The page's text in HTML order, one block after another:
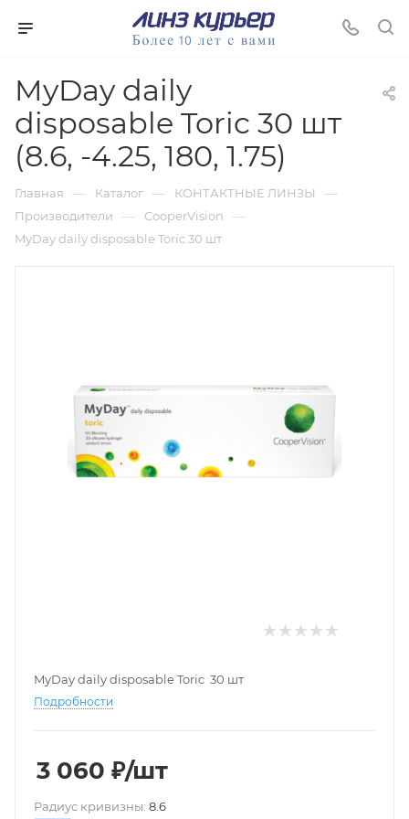
MyDay daily
disposable Toric 30 шт
(8.6, -4.25, 180, 1.75)
Главная — Каталог — КОНТАКТНЫЕ ЛИНЗЫ —
Производители — CooperVision —
MyDay daily disposable Toric 30 шт
MyDay daily disposable Toric 30 шт
Подробности
3 060 ₽/шт
Pадиус кривизны: 8.6